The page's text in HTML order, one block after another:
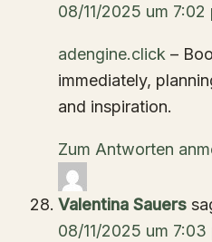
08/11/2025 um 7:02
adengine.click –
immediately,
and inspiration.
Zum Antworten
Valentina Sauers
08/11/2025 um 7:03